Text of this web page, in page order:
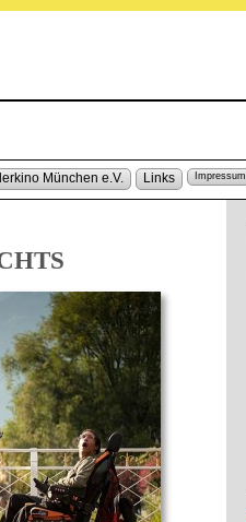
München e.V. Links Impressum